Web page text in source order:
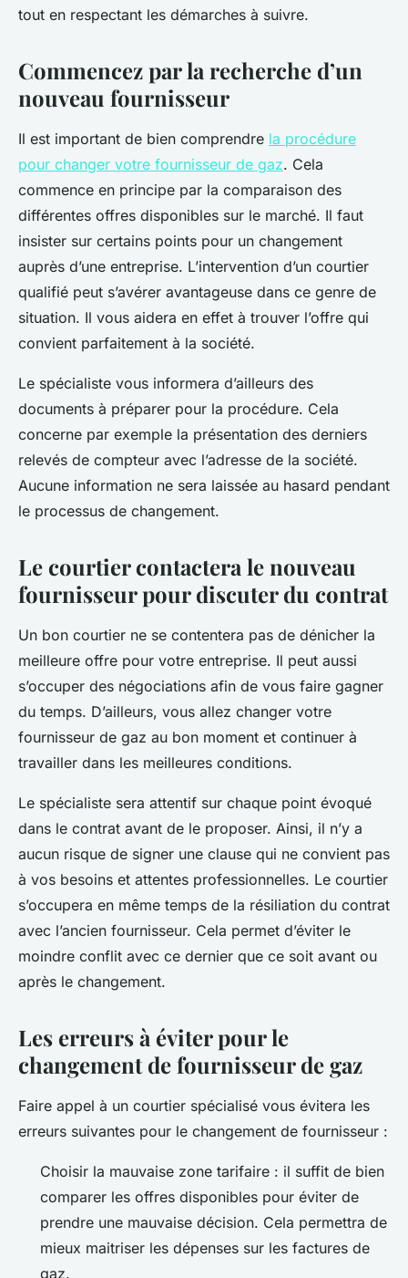
tout en respectant les démarches à suivre.
Commencez par la recherche d’un
nouveau fournisseur
Il est important de bien comprendre la procédure
pour changer votre fournisseur de gaz. Cela
commence en principe par la comparaison des
différentes offres disponibles sur le marché. Il faut
insister sur certains points pour un changement
auprès d’une entreprise. L’intervention d’un courtier
qualifié peut s’avérer avantageuse dans ce genre de
situation. Il vous aidera en effet à trouver l’offre qui
convient parfaitement à la société.
Le spécialiste vous informera d’ailleurs des
documents à préparer pour la procédure. Cela
concerne par exemple la présentation des derniers
relevés de compteur avec l’adresse de la société.
Aucune information ne sera laissée au hasard pendant
le processus de changement.
Le courtier contactera le nouveau
fournisseur pour discuter du contrat
Un bon courtier ne se contentera pas de dénicher la
meilleure offre pour votre entreprise. Il peut aussi
s’occuper des négociations afin de vous faire gagner
du temps. D’ailleurs, vous allez changer votre
fournisseur de gaz au bon moment et continuer à
travailler dans les meilleures conditions.
Le spécialiste sera attentif sur chaque point évoqué
dans le contrat avant de le proposer. Ainsi, il n’y a
aucun risque de signer une clause qui ne convient pas
à vos besoins et attentes professionnelles. Le courtier
s’occupera en même temps de la résiliation du contrat
avec l’ancien fournisseur. Cela permet d’éviter le
moindre conflit avec ce dernier que ce soit avant ou
après le changement.
Les erreurs à éviter pour le
changement de fournisseur de gaz
Faire appel à un courtier spécialisé vous évitera les
erreurs suivantes pour le changement de fournisseur :
Choisir la mauvaise zone tarifaire : il suffit de bien
comparer les offres disponibles pour éviter de
prendre une mauvaise décision. Cela permettra de
mieux maitriser les dépenses sur les factures de
gaz.